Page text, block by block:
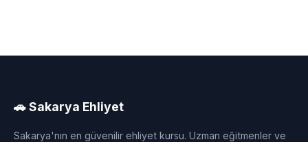
🚗 Sakarya Ehliyet
Sakarya'nın en güvenilir ehliyet kursu. Uzman eğitmenler ve